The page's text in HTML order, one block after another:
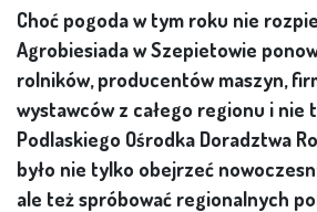
Choć pogoda w tym roku nie
Agrobiesiada w Szepietowie
rolników, producentów maszyn,
wystawców z całego regionu i nie
Podlaskiego Ośrodka Doradztwa
było nie tylko obejrzeć
ale też spróbować regionalnych